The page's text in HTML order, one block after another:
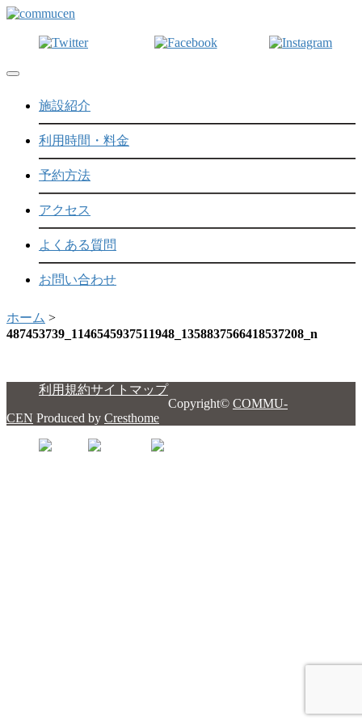
Toggle navigation
施設紹介
利用時間・料金
予約方法
アクセス
よくある質問
お問い合わせ
ホーム >
487453739_1146545937511948_1358837566418537208_n
利用規約サイトマップ
Copyright© COMMU-
CEN Produced by Cresthome